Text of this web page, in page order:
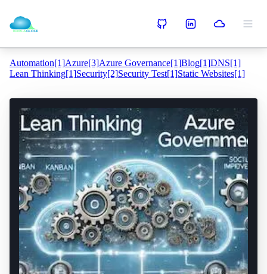
Automation[1]Azure[3]Azure Governance[1]Blog[1]DNS[1]
Lean Thinking[1]Security[2]Security Test[1]Static Websites[1]